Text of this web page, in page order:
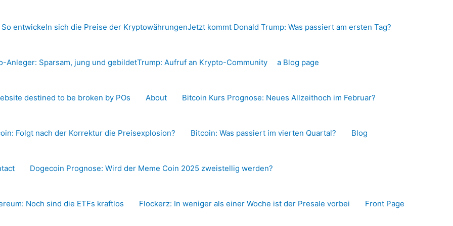
So entwickeln sich die Preise der KryptowährungenJetzt kommt Donald Trump: Was passiert am ersten Tag?
Anleger: Sparsam, jung und gebildetTrump: Aufruf an Krypto-Community a Blog page
destined to be broken by POs About Bitcoin Kurs Prognose: Neues Allzeithoch im Februar?
Folgt nach der Korrektur die Preisexplosion? Bitcoin: Was passiert im vierten Quartal? Blog
Dogecoin Prognose: Wird der Meme Coin 2025 zweistellig werden?
Noch sind die ETFs kraftlos Flockerz: In weniger als einer Woche ist der Presale vorbei Front Page